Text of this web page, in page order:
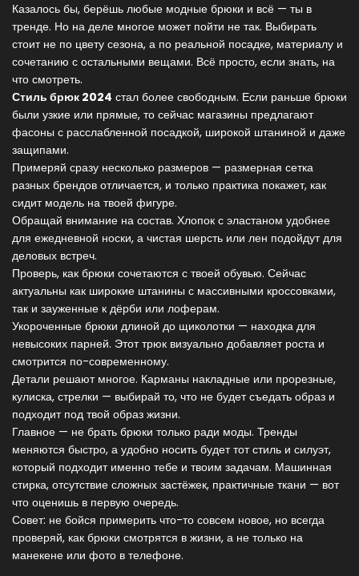
Казалось бы, берёшь любые модные брюки и всё — ты в
тренде. Но на деле многое может пойти не так. Выбирать
стоит не по цвету сезона, а по реальной посадке, материалу и
сочетанию с остальными вещами. Всё просто, если знать, на
что смотреть.
Стиль брюк 2024 стал более свободным. Если раньше брюки
были узкие или прямые, то сейчас магазины предлагают
фасоны с расслабленной посадкой, широкой штаниной и даже
защипами.
Примеряй сразу несколько размеров — размерная сетка
разных брендов отличается, и только практика покажет, как
сидит модель на твоей фигуре.
Обращай внимание на состав. Хлопок с эластаном удобнее
для ежедневной носки, а чистая шерсть или лен подойдут для
деловых встреч.
Проверь, как брюки сочетаются с твоей обувью. Сейчас
актуальны как широкие штанины с массивными кроссовками,
так и зауженные к дёрби или лоферам.
Укороченные брюки длиной до щиколотки — находка для
невысоких парней. Этот трюк визуально добавляет роста и
смотрится по-современному.
Детали решают многое. Карманы накладные или прорезные,
кулиска, стрелки — выбирай то, что не будет съедать образ и
подходит под твой образ жизни.
Главное — не брать брюки только ради моды. Тренды
меняются быстро, а удобно носить будет тот стиль и силуэт,
который подходит именно тебе и твоим задачам. Машинная
стирка, отсутствие сложных застёжек, практичные ткани — вот
что оценишь в первую очередь.
Совет: не бойся примерить что-то совсем новое, но всегда
проверяй, как брюки смотрятся в жизни, а не только на
манекене или фото в телефоне.